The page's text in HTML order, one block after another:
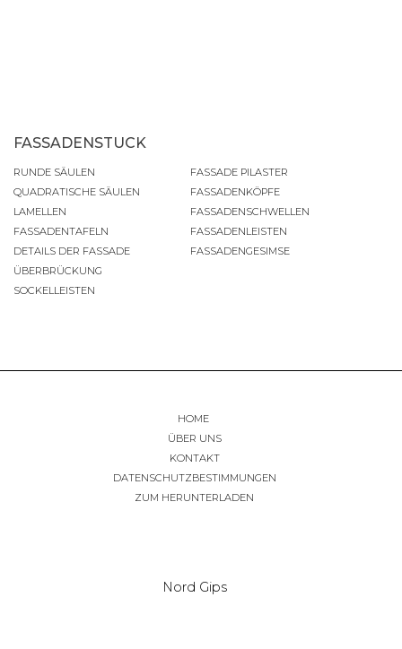
FASSADENSTUCK
RUNDE SÄULEN
QUADRATISCHE SÄULEN
LAMELLEN
FASSADENTAFELN
DETAILS DER FASSADE
ÜBERBRÜCKUNG
SOCKELLEISTEN
FASSADE PILASTER
FASSADENKÖPFE
FASSADENSCHWELLEN
FASSADENLEISTEN
FASSADENGESIMSE
HOME
ÜBER UNS
KONTAKT
DATENSCHUTZBESTIMMUNGEN
ZUM HERUNTERLADEN
Nord Gips